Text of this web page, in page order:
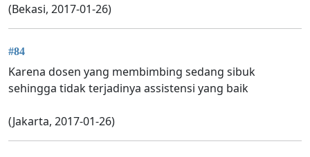
(Bekasi, 2017-01-26)
#84
Karena dosen yang membimbing sedang sibuk
sehingga tidak terjadinya assistensi yang baik
(Jakarta, 2017-01-26)